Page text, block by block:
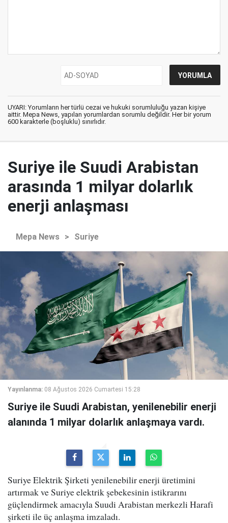
UYARI: Yorumların her türlü cezai ve hukuki sorumluluğu yazan kişiye
aittir. Mepa News, yapılan yorumlardan sorumlu değildir. Her bir yorum
600 karakterle (boşluklu) sınırlıdır.
Suriye ile Suudi Arabistan
arasında 1 milyar dolarlık
enerji anlaşması
Mepa News > Suriye
Yayınlanma: 08 Ağustos 2026 Cumartesi 15:28
Suriye ile Suudi Arabistan, yenilenebilir enerji
alanında 1 milyar dolarlık anlaşmaya vardı.
Suriye Elektrik Şirketi yenilenebilir enerji üretimini
artırmak ve Suriye elektrik şebekesinin istikrarını
güçlendirmek amacıyla Suudi Arabistan merkezli Harafi
şirketi ile üç anlaşma imzaladı.